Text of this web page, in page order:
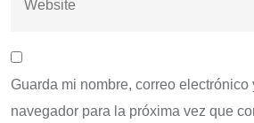
Guarda mi nombre, correo electrónico
navegador para la próxima vez que